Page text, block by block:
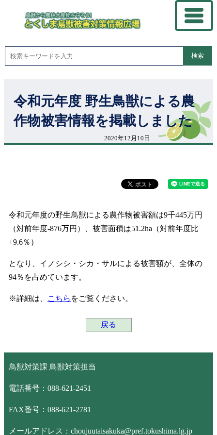
検索
令和元年度 野生鳥獣による農
作物被害情報を掲載しました
2020年12月10日
令和元年度の野生鳥獣による農作物被害額は9千445万円
（対前年度-876万円）、被害面積は51.2ha（対前年度比
+9.6％）
となり、イノシシ・シカ・サルによる被害額が、全体の
94％を占めています。
※詳細は、 こちら をご覧ください。
戻る
鳥獣対策課 鳥獣対策担当
電話番号：088-621-2451
FAX番号：088-621-2781
メールアドレス：choujuutaisakuka@pref.tokushima.lg.jp